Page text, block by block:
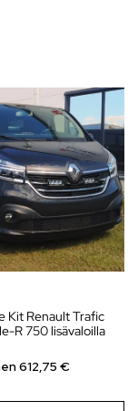
Kit Renault Trafic
R 750 lisävaloilla
612,75 €